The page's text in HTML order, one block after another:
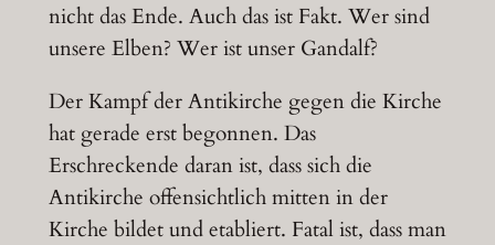
nicht das Ende. Auch das ist Fakt. Wer sind
unsere Elben? Wer ist unser Gandalf?
Der Kampf der Antikirche gegen die Kirche
hat gerade erst begonnen. Das
Erschreckende daran ist, dass sich die
Antikirche offensichtlich mitten in der
Kirche bildet und etabliert. Fatal ist, dass man